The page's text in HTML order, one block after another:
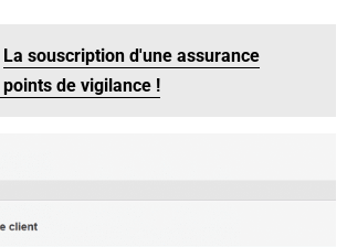
La souscription d'une assurance
de vigilance !